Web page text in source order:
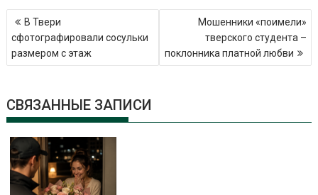
Навигация
по
записям
В Твери
сфотографировали сосульки
размером с этаж
Мошенники «поимели»
тверского студента –
поклонника платной любви
СВЯЗАННЫЕ ЗАПИСИ